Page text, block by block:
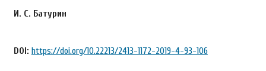
И. С. Батурин
DOI: https://doi.org/10.22213/2413-1172-2019-4-93-106